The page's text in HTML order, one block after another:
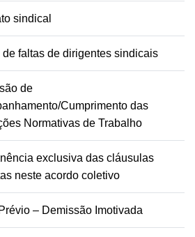
sindical
de faltas de dirigentes sindicais
de
Cumprimento das
Normativas de Trabalho
exclusiva das cláusulas
neste acordo coletivo
– Demissão Imotivada